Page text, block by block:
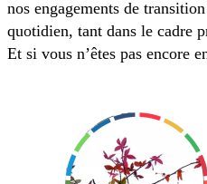
nos engagements de
quotidien, tant dans le cadre
Et si vous n’êtes pas encore